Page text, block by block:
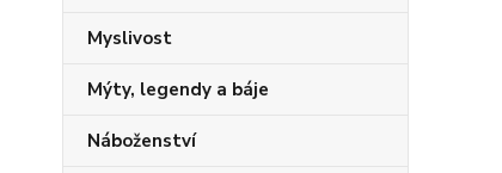
Myslivost
Mýty, legendy a báje
Náboženství